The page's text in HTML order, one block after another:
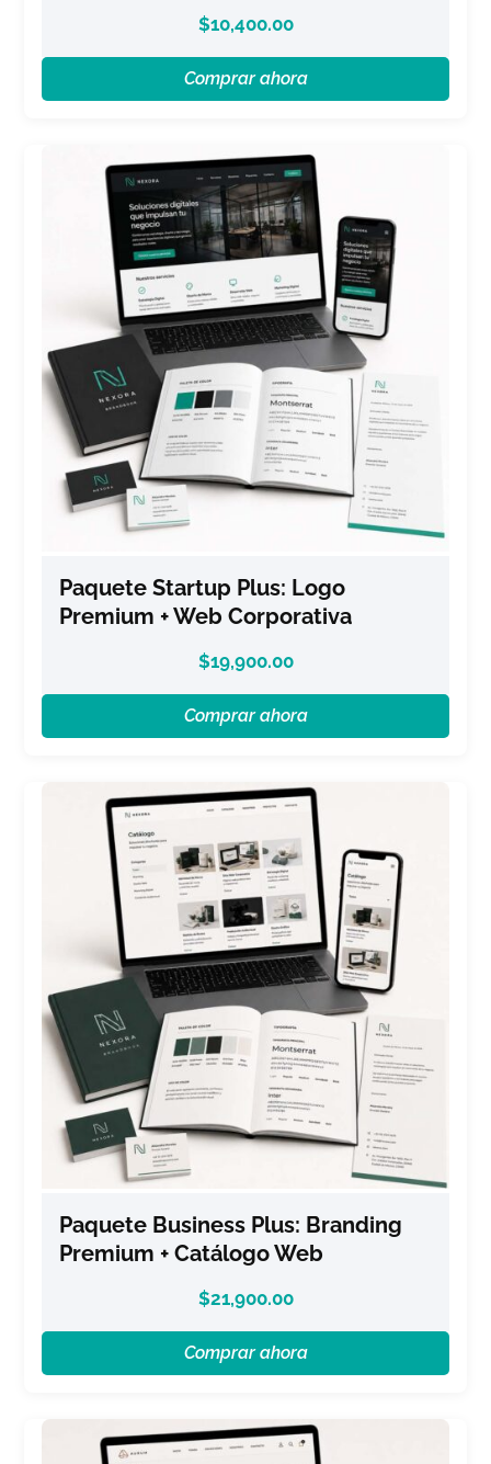
$10,400.00
Comprar ahora
Paquete Startup Plus: Logo
Premium + Web Corporativa
$19,900.00
Comprar ahora
Paquete Business Plus: Branding
Premium + Catálogo Web
$21,900.00
Comprar ahora